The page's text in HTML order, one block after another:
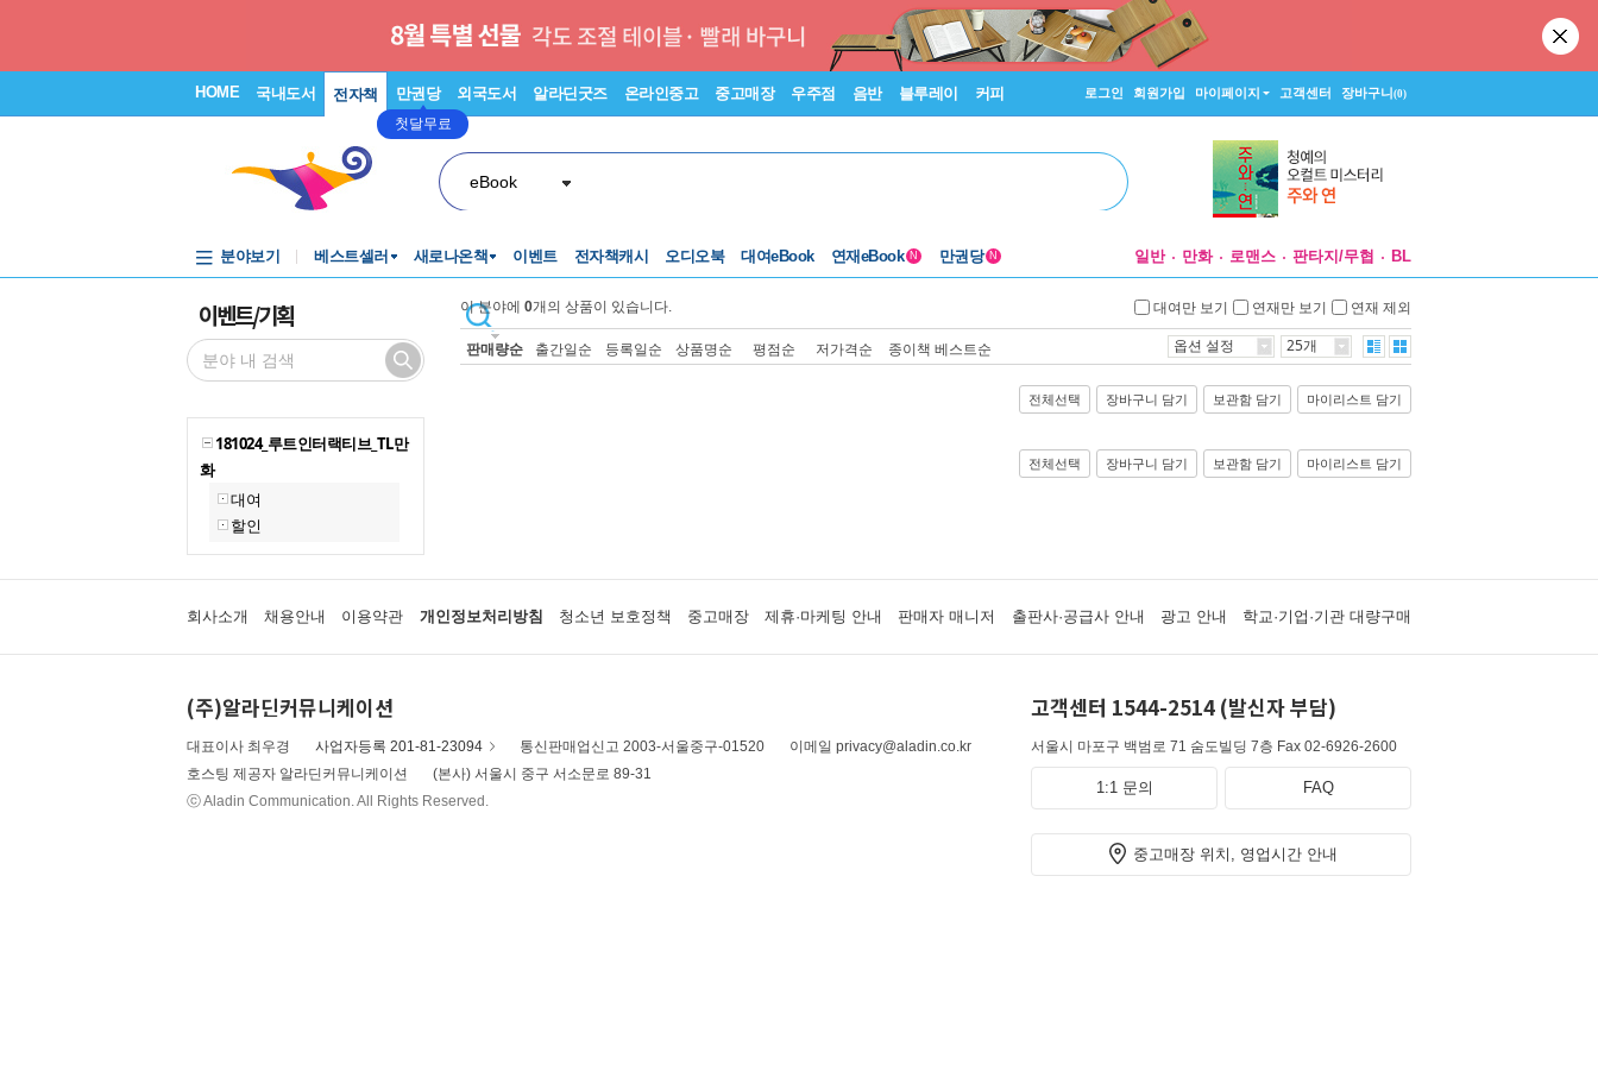
HOME 국내도서 전자책 만권당
첫달무료
외국도서 알라딘굿즈 온라인중고 중고매장 우주점 음반 블루레이 커피 로그인 회원가입 마이페이지 고객센터 장바구니(0)
eBook
분야보기 베스트셀러 새로나온책 이벤트 전자책캐시 오디오북 대여eBook 연재eBook N 만권당 N 일반 만화 로맨스 판타지/무협 BL
이벤트/기획
181024_루트인터랙티브_TL만
화
대여
할인
이 분야에 0개의 상품이 있습니다. 대여만 보기 연재만 보기 연재 제외
판매량순 출간일순 등록일순 상품명순 평점순 저가격순 종이책 베스트순 옵션 설정 25개
전체선택 장바구니 담기 보관함 담기 마이리스트 담기
전체선택 장바구니 담기 보관함 담기 마이리스트 담기
회사소개 채용안내 이용약관 개인정보처리방침 청소년 보호정책 중고매장 제휴·마케팅 안내 판매자 매니저 출판사·공급사 안내 광고 안내 학교·기업·기관 대량구매
(주)알라딘커뮤니케이션
대표이사 최우경 사업자등록 201-81-23094 통신판매업신고 2003-서울중구-01520
이메일 privacy@aladin.co.kr
호스팅 제공자 알라딘커뮤니케이션
(본사) 서울시 중구 서소문로 89-31
ⓒ Aladin Communication. All Rights Reserved.
고객센터 1544-2514 (발신자 부담)
서울시 마포구 백범로 71 숨도빌딩 7층 Fax 02-6926-2600
1:1 문의 FAQ
중고매장 위치, 영업시간 안내